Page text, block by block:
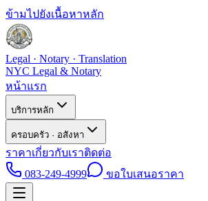
ข้ามไปยังเนื้อหาหลัก
Legal · Notary · Translation
NYC Legal & Notary
หน้าแรก
บริการหลัก
ครอบครัว · อสังหา
ราคาเกี่ยวกับเราติดต่อ
083-249-4999
ขอใบเสนอราคา